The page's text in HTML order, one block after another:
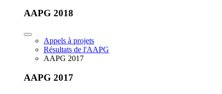
AAPG 2018
Appels à projets
Résultats de l'AAPG
AAPG 2017
AAPG 2017